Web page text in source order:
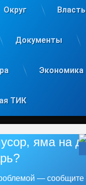
Округ Власть
Документы
Экономика
ТИК
яма на
— сообщите